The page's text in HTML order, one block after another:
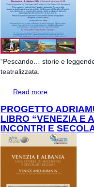
“Pescando… storie e
teatralizzata.
Read more
PROGETTO
LIBRO “VENEZIA E
INCONTRI E